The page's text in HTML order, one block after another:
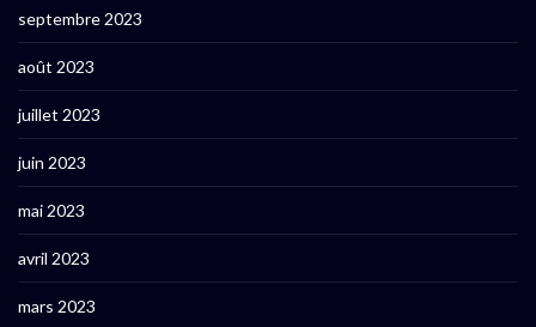
septembre 2023
août 2023
juillet 2023
juin 2023
mai 2023
avril 2023
mars 2023